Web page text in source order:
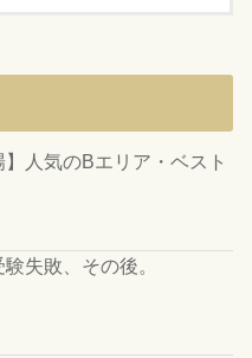
】人気のBエリア・ベスト
失敗、その後。